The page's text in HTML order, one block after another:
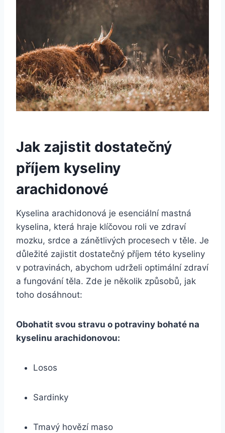
Jak zajistit dostatečný
příjem kyseliny
arachidonové
Kyselina arachidonová je esenciální mastná
kyselina, která hraje klíčovou roli ve zdraví
mozku, srdce a zánětlivých procesech v těle. Je
důležité zajistit dostatečný příjem této kyseliny
v potravinách, abychom udrželi optimální zdraví
a fungování těla. Zde je několik způsobů, jak
toho dosáhnout:
Obohatit svou stravu o potraviny bohaté na
kyselinu arachidonovou:
Losos
Sardinky
Tmavý hovězí maso